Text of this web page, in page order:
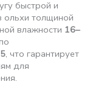
быстрой и
ольхи толщиной
влажности 16–
, что гарантирует
для